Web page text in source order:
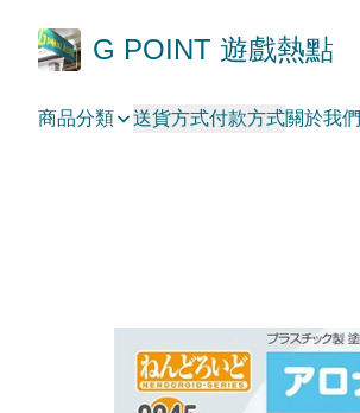
G POINT 遊戲熱點
商品分類 送貨方式付款方式關於我們